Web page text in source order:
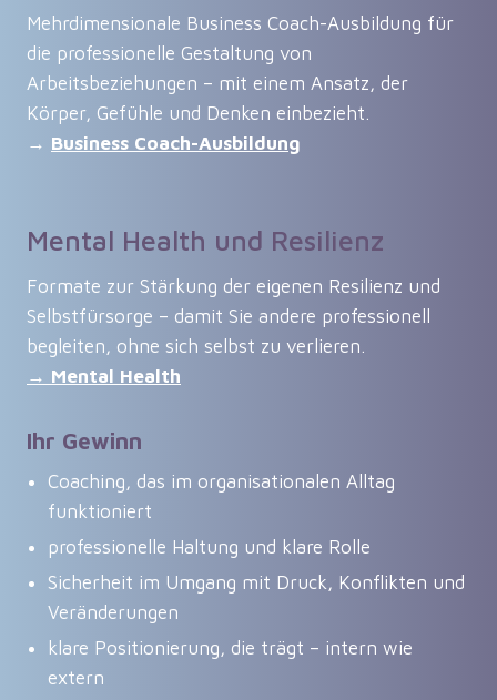
Mehrdimensionale Business Coach-Ausbildung für
die professionelle Gestaltung von
Arbeitsbeziehungen – mit einem Ansatz, der
Körper, Gefühle und Denken einbezieht.
→ Business Coach-Ausbildung
Mental Health und Resilienz
Formate zur Stärkung der eigenen Resilienz und
Selbstfürsorge – damit Sie andere professionell
begleiten, ohne sich selbst zu verlieren.
→ Mental Health
Ihr Gewinn
Coaching, das im organisationalen Alltag
funktioniert
professionelle Haltung und klare Rolle
Sicherheit im Umgang mit Druck, Konflikten und
Veränderungen
klare Positionierung, die trägt – intern wie
extern